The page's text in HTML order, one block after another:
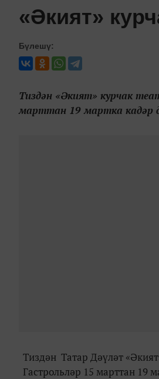
«Әкият»
Бүлешү:
Тиздән «Әкият» курчак
марттан 19 мартка кадәр
Тиздән Татар Дәүләт
Гастрольләр 15 марттан 19